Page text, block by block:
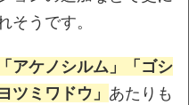
そうです。
「アケノシルム」「ゴシ
ツミワドウ」 あたりも